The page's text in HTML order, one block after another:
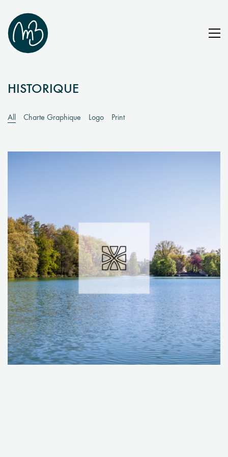
HISTORIQUE
All Charte Graphique Logo Print